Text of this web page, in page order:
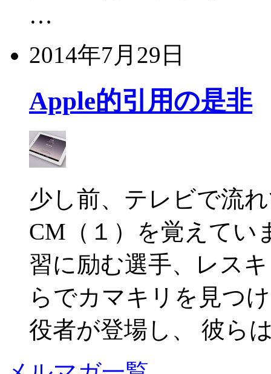
…
2014年7月29日
Apple的引用の是非
少し前、テレビで流
CM（１）を覚えてい
習に励む選手、レス
らでカマキリを見つ
役者が登場し、 彼ら